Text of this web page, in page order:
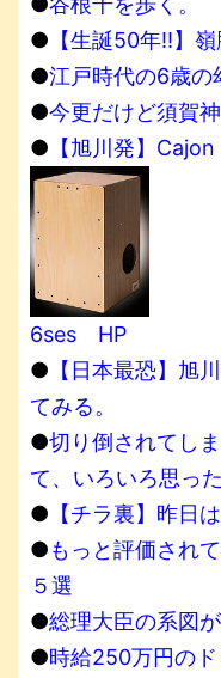
● 【生誕50年!!】
●江戸時代の6歳の
●今更だけど須賀
● 【旭川発】
6ses HP
● 【日本最恐】旭
てみる。
●切り倒されてし
て、いろいろ思った
● 【チラ裏】昨日
●もっと評価され
５選
●総理大臣の系図
●時給250万円の